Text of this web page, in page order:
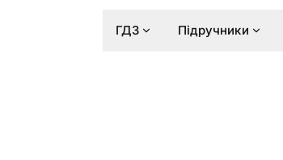
ГДЗ Підручники